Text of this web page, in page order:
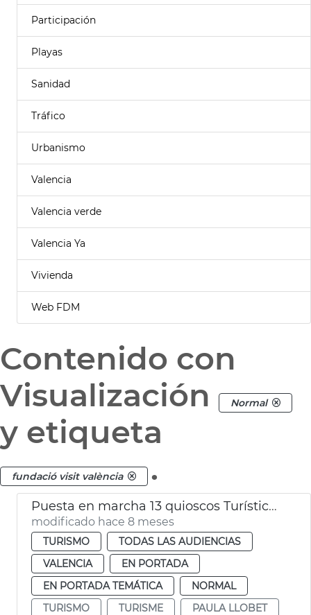
Participación
Playas
Sanidad
Tráfico
Urbanismo
Valencia
Valencia verde
Valencia Ya
Vivienda
Web FDM
Contenido con
Visualización
Normal
y etiqueta
fundació visit valència .
Puesta en marcha 13 quioscos Turísticos Inteligentes
modificado hace 8 meses
TURISMO
TODAS LAS AUDIENCIAS
VALENCIA
EN PORTADA
EN PORTADA TEMÁTICA
NORMAL
TURISMO
TURISME
PAULA LLOBET